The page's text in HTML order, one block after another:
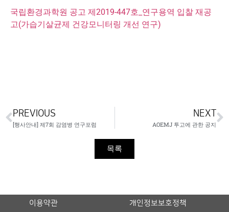
국립환경과학원 공고 제2019-447호_연구용역 입찰 재공
고(가습기살균제 건강모니터링 개선 연구)
PREVIOUS
[행사안내] 제7회 감염병 연구포럼
NEXT
AOEMJ 투고에 관한 공지
목록
이용약관 개인정보보호정책